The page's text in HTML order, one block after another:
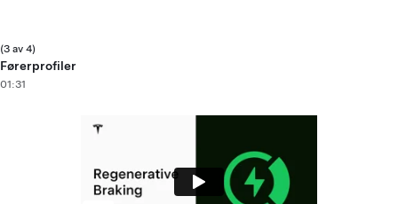
(3 av 4)
Førerprofiler
01:31